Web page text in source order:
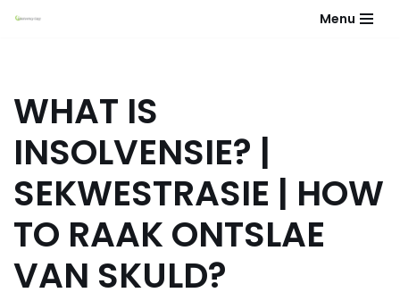
Menu
WHAT IS
INSOLVENSIE? |
SEKWESTRASIE | HOW
TO RAAK ONTSLAE
VAN SKULD?